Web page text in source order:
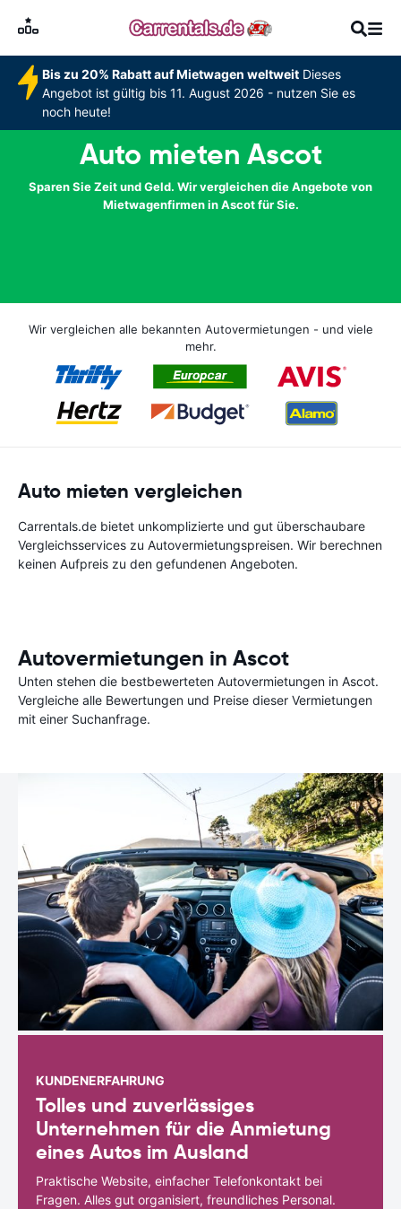
Bis zu 20% Rabatt auf Mietwagen weltweitDieses
Angebot ist gültig bis 11. August 2026 - nutzen Sie es
noch heute!
Auto mieten Ascot
Sparen Sie Zeit und Geld. Wir vergleichen die Angebote von
Mietwagenfirmen in Ascot für Sie.
Wir vergleichen alle bekannten Autovermietungen - und viele
mehr.
Auto mieten vergleichen
Carrentals.de bietet unkomplizierte und gut überschaubare
Vergleichsservices zu Autovermietungspreisen. Wir berechnen
keinen Aufpreis zu den gefundenen Angeboten.
Autovermietungen in Ascot
Unten stehen die bestbewerteten Autovermietungen in Ascot.
Vergleiche alle Bewertungen und Preise dieser Vermietungen
mit einer Suchanfrage.
KUNDENERFAHRUNG
Tolles und zuverlässiges
Unternehmen für die Anmietung
eines Autos im Ausland
Praktische Website, einfacher Telefonkontakt bei
Fragen. Alles gut organisiert, freundliches Personal.